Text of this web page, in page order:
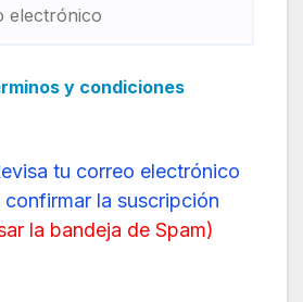
y condiciones
tu correo electrónico
la suscripción
la bandeja de Spam)